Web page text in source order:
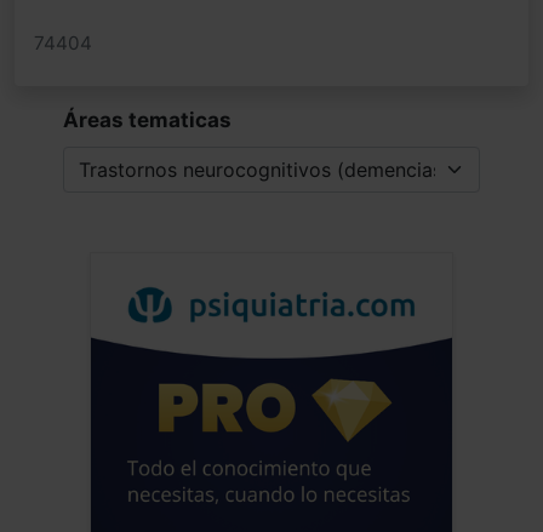
habla de que algo no va bien en la vida
todos también crónicos, y todos ellos
heredado, asociado con mucha
neandertal hiperactivo de Sevilla
Jose Luis Frias Pulido
Médico - España
Fecha: 12/07/2024
74404
Áreas tematicas